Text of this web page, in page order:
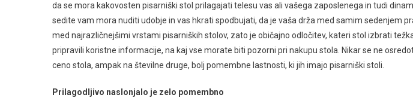
da se mora kakovosten pisarniški stol prilagajati telesu vas ali vašega zaposlenega in tudi
sedite vam mora nuditi udobje in vas hkrati spodbujati, da je vaša drža med samim sedenjem
med najrazličnejšimi vrstami pisarniških stolov, zato je običajno odločitev, kateri stol izbrati
pripravili koristne informacije, na kaj vse morate biti pozorni pri nakupu stola. Nikar se ne
ceno stola, ampak na številne druge, bolj pomembne lastnosti, ki jih imajo pisarniški stoli.
Prilagodljivo naslonjalo je zelo pomembno